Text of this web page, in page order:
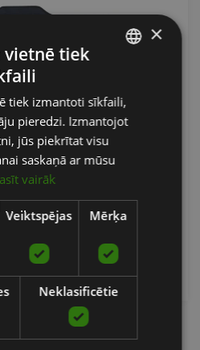
WITH CHAIN
Pasūtīt
ENGLISH
RUSSIAN
×
vietnē tiek
tiek izmantoti sīkfaili,
pieredzi. Izmantojot
jūs piekrītat visu
saskaņā ar mūsu
vairāk
Veiktspējas Mērķa
Neklasificētie